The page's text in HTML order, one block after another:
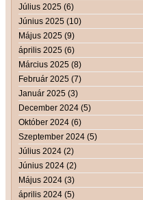
Július 2025 (6)
Június 2025 (10)
Május 2025 (9)
április 2025 (6)
Március 2025 (8)
Február 2025 (7)
Január 2025 (3)
December 2024 (5)
Október 2024 (6)
Szeptember 2024 (5)
Július 2024 (2)
Június 2024 (2)
Május 2024 (3)
április 2024 (5)